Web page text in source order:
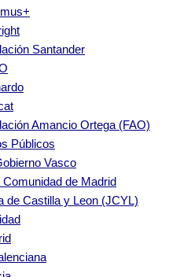
Santander
Amancio Ortega (FAO)
Públicos
Vasco
Comunidad de Madrid
de Castilla y Leon (JCYL)